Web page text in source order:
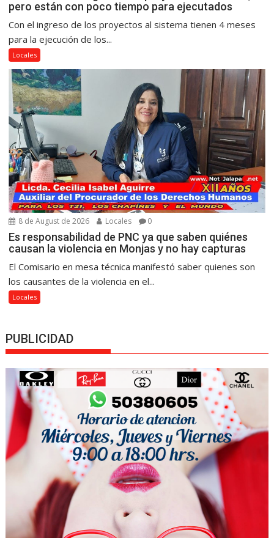
pero están con poco tiempo para ejecutados
Con el ingreso de los proyectos al sistema tienen 4 meses
para la ejecución de los...
Locales
8 de August de 2026 Locales 0
Es responsabilidad de PNC ya que saben quiénes
causan la violencia en Monjas y no hay capturas
El Comisario en mesa técnica manifestó saber quienes son
los causantes de la violencia en el...
Locales
PUBLICIDAD